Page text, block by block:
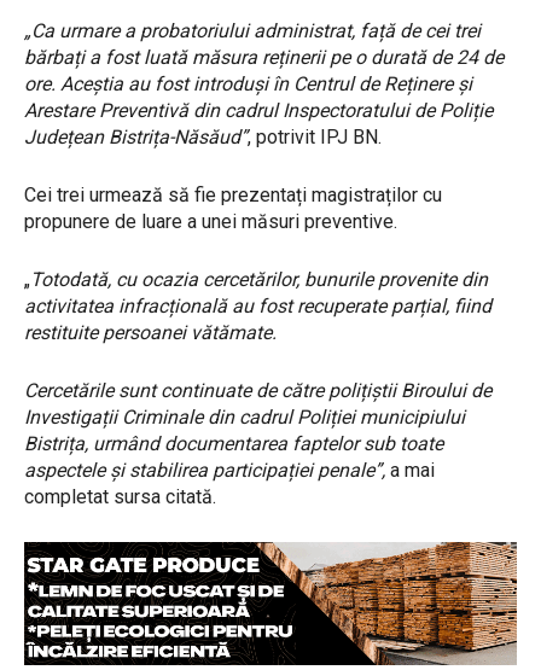
„Ca urmare a probatoriului administrat, față de cei trei
bărbați a fost luată măsura reținerii pe o durată de 24 de
ore. Aceștia au fost introduși în Centrul de Reținere și
Arestare Preventivă din cadrul Inspectoratului de Poliție
Județean Bistrița-Năsăud”, potrivit IPJ BN.
Cei trei urmează să fie prezentați magistraților cu
propunere de luare a unei măsuri preventive.
„Totodată, cu ocazia cercetărilor, bunurile provenite din
activitatea infracțională au fost recuperate parțial, fiind
restituite persoanei vătămate.
Cercetările sunt continuate de către polițiștii Biroului de
Investigații Criminale din cadrul Poliției municipiului
Bistrița, urmând documentarea faptelor sub toate
aspectele și stabilirea participației penale”, a mai
completat sursa citată.